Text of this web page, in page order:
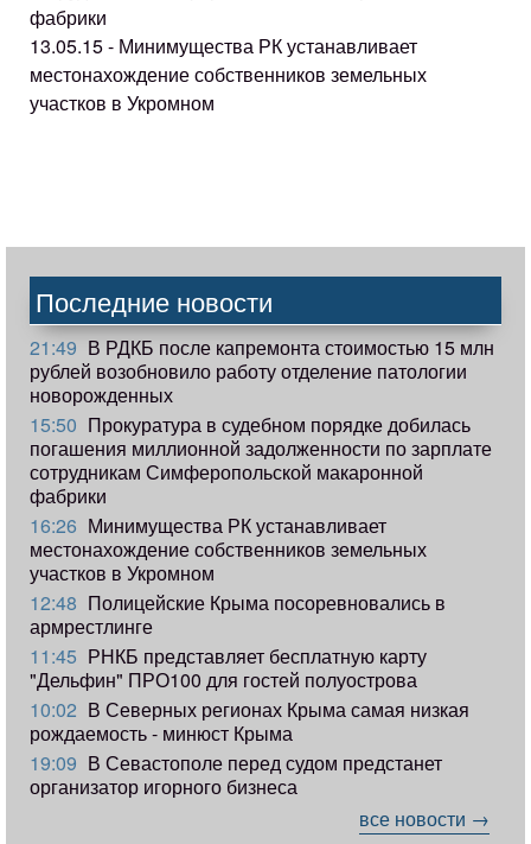
фабрики
13.05.15 - Минимущества РК устанавливает
местонахождение собственников земельных
участков в Укромном
Последние новости
21:49 В РДКБ после капремонта стоимостью 15 млн
рублей возобновило работу отделение патологии
новорожденных
15:50 Прокуратура в судебном порядке добилась
погашения миллионной задолженности по зарплате
сотрудникам Симферопольской макаронной
фабрики
16:26 Минимущества РК устанавливает
местонахождение собственников земельных
участков в Укромном
12:48 Полицейские Крыма посоревновались в
армрестлинге
11:45 РНКБ представляет бесплатную карту
"Дельфин" ПРО100 для гостей полуострова
10:02 В Северных регионах Крыма самая низкая
рождаемость - минюст Крыма
19:09 В Севастополе перед судом предстанет
организатор игорного бизнеса
все новости →